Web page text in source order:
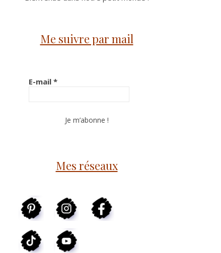
Me suivre par mail
E-mail *
Mes réseaux